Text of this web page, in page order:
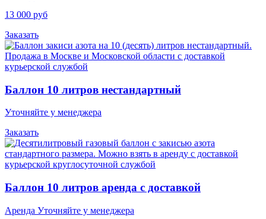
13 000 руб
Заказать
Баллон 10 литров нестандартный
Уточняйте у менеджера
Заказать
Баллон 10 литров аренда с доставкой
Аренда Уточняйте у менеджера